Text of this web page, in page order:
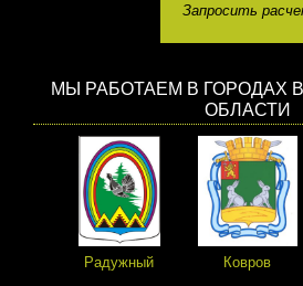
Запросить
МЫ РАБОТАЕМ В ГОРОДАХ
ОБЛАСТИ
Радужный Ковров